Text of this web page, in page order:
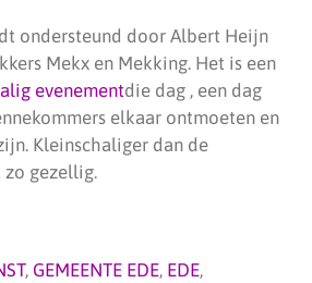
ondersteund door Albert Heijn
Mekx en Mekking. Het is een
evenementdie dag , een dag
elkaar ontmoeten en
Kleinschaliger dan de
zo gezellig.
, GEMEENTE EDE, EDE,